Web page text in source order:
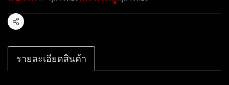
แชร์
รายละเอียดสินค้า